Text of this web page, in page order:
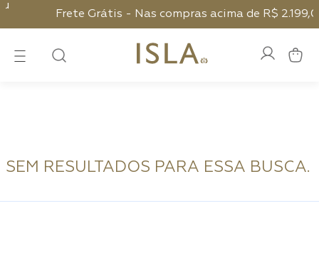
Frete Grátis - Nas compras acima de R$ 2.199,00
SEM RESULTADOS PARA ESSA BUSCA.